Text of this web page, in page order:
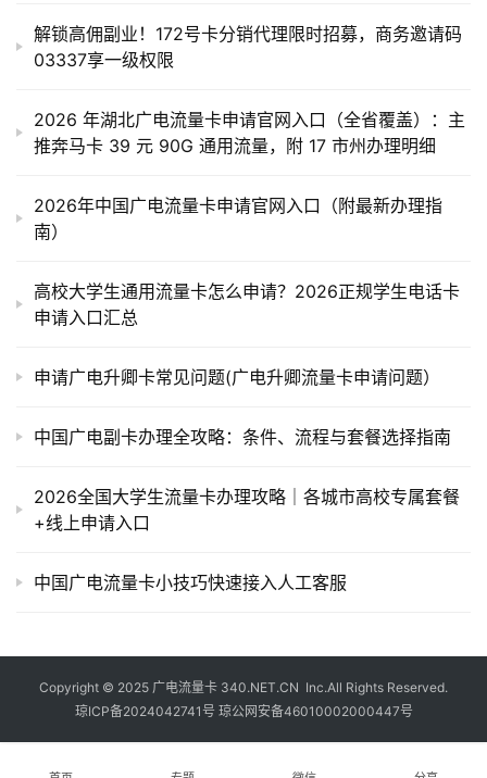
解锁高佣副业！172号卡分销代理限时招募，商务邀请码
03337享一级权限
2026 年湖北广电流量卡申请官网入口（全省覆盖）：主
推奔马卡 39 元 90G 通用流量，附 17 市州办理明细
2026年中国广电流量卡申请官网入口（附最新办理指
南）
高校大学生通用流量卡怎么申请？2026正规学生电话卡
申请入口汇总
申请广电升卿卡常见问题(广电升卿流量卡申请问题）
中国广电副卡办理全攻略：条件、流程与套餐选择指南
2026全国大学生流量卡办理攻略｜各城市高校专属套餐
+线上申请入口
中国广电流量卡小技巧快速接入人工客服
Copyright © 2025 广电流量卡 340.NET.CN Inc.All Rights Reserved.
琼ICP备2024042741号 琼公网安备46010002000447号